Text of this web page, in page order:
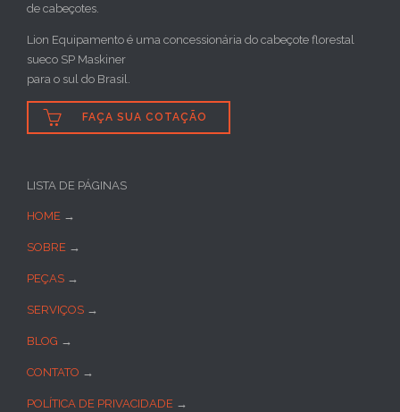
de cabeçotes.
Lion Equipamento é uma concessionária do cabeçote florestal
sueco SP Maskiner
para o sul do Brasil.
 FAÇA SUA COTAÇÃO
LISTA DE PÁGINAS
HOME →
SOBRE →
PEÇAS →
SERVIÇOS →
BLOG →
CONTATO →
POLÍTICA DE PRIVACIDADE →